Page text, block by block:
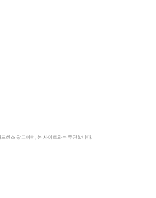
센스 광고이며, 본 사이트와는 무관합니다.